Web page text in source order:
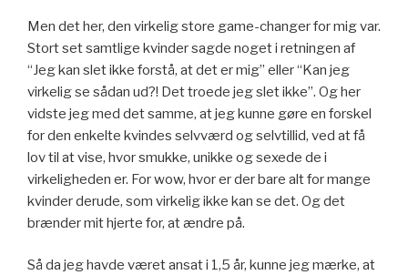
Men det her, den virkelig store game-changer for mig var.
Stort set samtlige kvinder sagde noget i retningen af
“Jeg kan slet ikke forstå, at det er mig” eller “Kan jeg
virkelig se sådan ud?! Det troede jeg slet ikke”. Og her
vidste jeg med det samme, at jeg kunne gøre en forskel
for den enkelte kvindes selvværd og selvtillid, ved at få
lov til at vise, hvor smukke, unikke og sexede de i
virkeligheden er. For wow, hvor er der bare alt for mange
kvinder derude, som virkelig ikke kan se det. Og det
brænder mit hjerte for, at ændre på.
Så da jeg havde været ansat i 1,5 år, kunne jeg mærke, at